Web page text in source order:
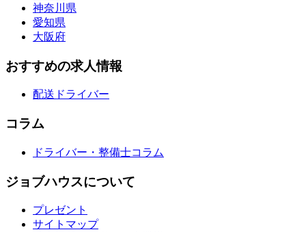
神奈川県
愛知県
大阪府
おすすめの求人情報
配送ドライバー
コラム
ドライバー・整備士コラム
ジョブハウスについて
プレゼント
サイトマップ